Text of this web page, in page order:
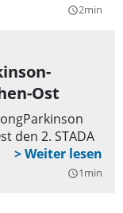
query_builder2min
Ost
den 2. STADA
query_builder1min